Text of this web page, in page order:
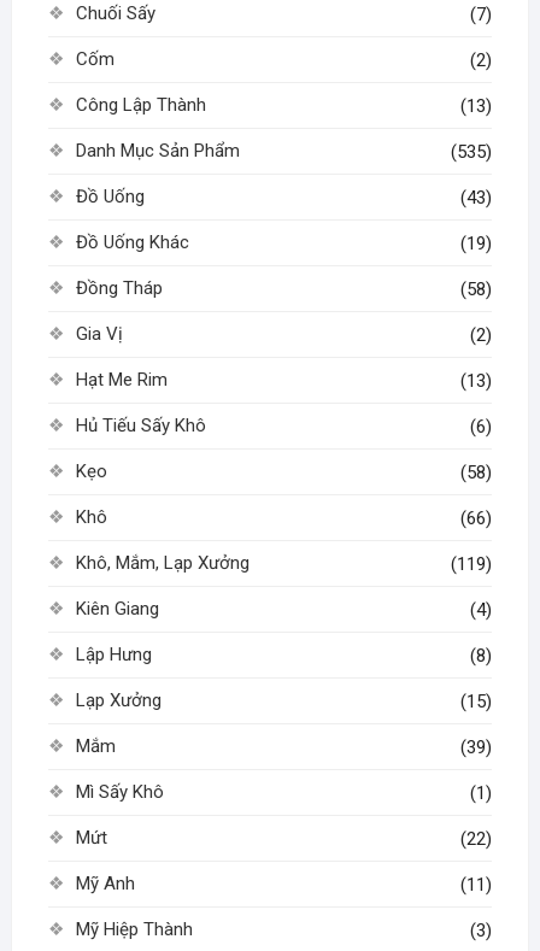
Chuối Sấy (7)
Cốm (2)
Công Lập Thành (13)
Danh Mục Sản Phẩm (535)
Đồ Uống (43)
Đồ Uống Khác (19)
Đồng Tháp (58)
Gia Vị (2)
Hạt Me Rim (13)
Hủ Tiếu Sấy Khô (6)
Kẹo (58)
Khô (66)
Khô, Mắm, Lạp Xưởng (119)
Kiên Giang (4)
Lập Hưng (8)
Lạp Xưởng (15)
Mắm (39)
Mì Sấy Khô (1)
Mứt (22)
Mỹ Anh (11)
Mỹ Hiệp Thành (3)